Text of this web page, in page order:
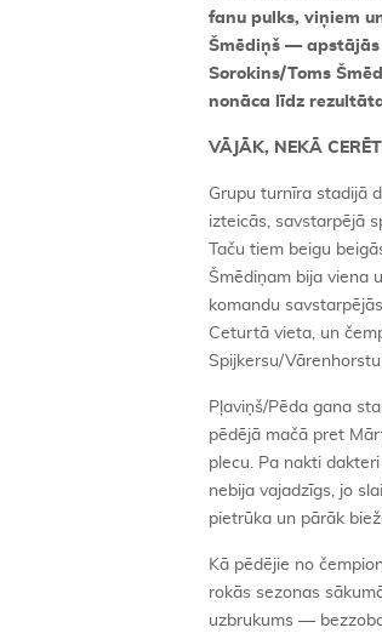
fanu pulks, viņiem
Šmēdiņš —
Sorokins/Toms
nonāca līdz
VĀJĀK, NEKĀ
Grupu turnīra stadijā
izteicās, savstarpējā
Taču tiem beigu
Šmēdiņam bija viena
komandu
Ceturtā vieta, un
Spijkersu/
Pļaviņš/Pēda gana
pēdējā mačā pret
plecu. Pa nakti
nebija vajadzīgs, jo
pietrūka un pārāk
Kā pēdējie no
rokās sezonas
uzbrukums —